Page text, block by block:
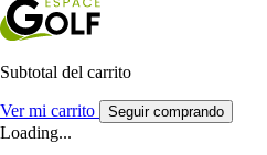
Subtotal del carrito
Ver mi carrito Seguir comprando
Loading...